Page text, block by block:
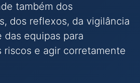
também dos
dos reflexos, da vigilância
das equipas para
riscos e agir corretamente